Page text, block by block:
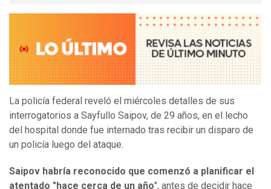
La policía federal reveló el miércoles detalles de sus
interrogatorios a Sayfullo Saipov, de 29 años, en el lecho
del hospital donde fue internado tras recibir un disparo de
un policía luego del ataque.
Saipov habría reconocido que comenzó a planificar el
atentado "hace cerca de un año", antes de decidir hace